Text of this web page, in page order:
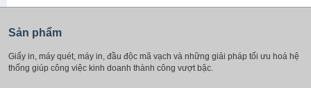
Sản phẩm
Giấy in, máy quét, máy in, đầu độc mã vạch và những giải pháp tối ưu hoá hệ
thống giúp công việc kinh doanh thành công vượt bậc.